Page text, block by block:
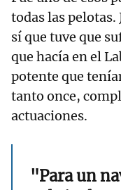
todas las pelotas.
sí que tuve que
que hacía en el
potente que
tanto once,
actuaciones.
"Para un